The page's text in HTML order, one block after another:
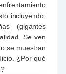
incluyendo:
(gigantes
Se ven
se muestran
¿Por qué